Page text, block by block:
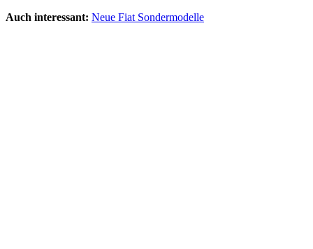
Auch interessant: Neue Fiat Sondermodelle